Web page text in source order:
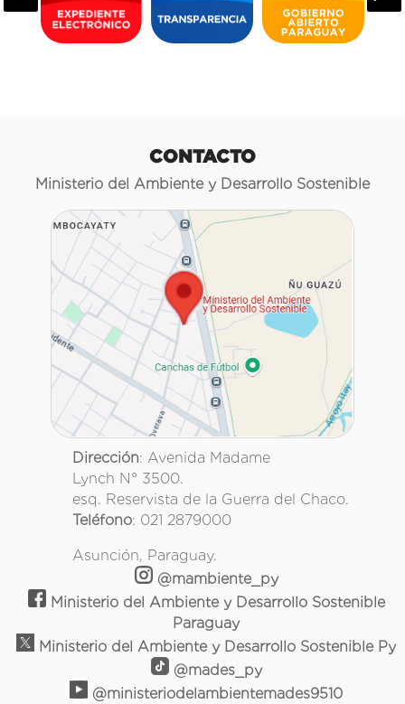
CONTACTO
Ministerio del Ambiente y Desarrollo Sostenible
Dirección: Avenida Madame
Lynch N° 3500.
esq. Reservista de la Guerra del Chaco.
Teléfono: 021 2879000
Asunción, Paraguay.
@mambiente_py
Ministerio del Ambiente y Desarrollo Sostenible
Paraguay
Ministerio del Ambiente y Desarrollo Sostenible Py
@mades_py
@ministeriodelambientemades9510